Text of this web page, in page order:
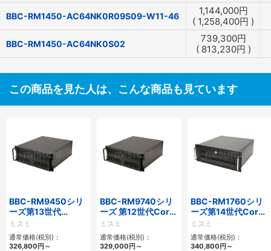
BBC-RM1450-AC64NK0R09S09-W11-46 1,144,000円
( 1,258,400円 )
BBC-RM1450-AC64NK0S02 739,300円
( 813,230円 )
この商品を見た人は、こんな商品も見ています
BBC-RM9450シリ
ーズ第13世代
Core・12世代
Celeron対応ラック
マウント4PCIe
ミスミ
通常価格(税別)：
326,800円～
BBC-RM9740シリ
ーズ 第12世代Core
対応ラックマウント
FAPC4PCI・3PCIe
ミスミ
通常価格(税別)：
329,000円～
BBC-RM1760シリ
ーズ第14世代Core
対応ラックマウント
3PCIe
ミスミ
通常価格(税別)：
340,800円～